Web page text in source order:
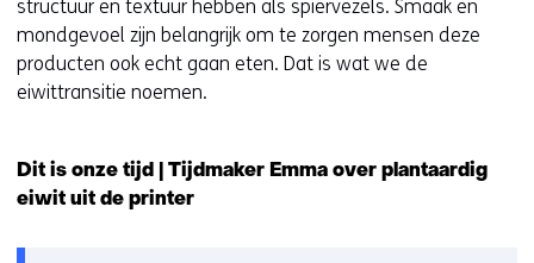
structuur en textuur hebben als spiervezels. Smaak en
mondgevoel zijn belangrijk om te zorgen mensen deze
producten ook echt gaan eten. Dat is wat we de
eiwittransitie noemen.
Dit is onze tijd | Tijdmaker Emma over plantaardig
eiwit uit de printer